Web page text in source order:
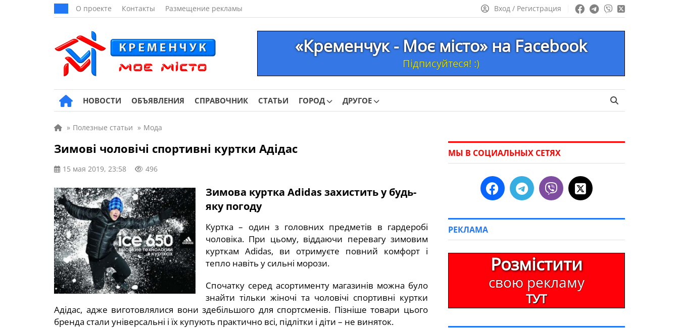
О проекте Контакты Размещение рекламы Вход / Регистрация
«Кременчук - Моє місто» на Facebook
Підписуйтеся! :)
НОВОСТИ ОБЪЯВЛЕНИЯ СПРАВОЧНИК СТАТЬИ ГОРОД ДРУГОЕ
» Полезные статьи » Мода
Зимові чоловічі спортивні куртки Адідас
15 мая 2019, 23:58 496
Зимова куртка Аdidas захистить у будь-
яку погоду
Куртка – один з головних предметів в гардеробі
чоловіка. При цьому, віддаючи перевагу зимовим
курткам Adidas, ви отримуєте повний комфорт і
тепло навіть у сильні морози.
Спочатку серед асортименту магазинів можна було
знайти тільки жіночі та чоловічі спортивні куртки
Адідас, адже виготовлялися вони здебільшого для спортсменів. Пізніше товари цього
бренда стали універсальні і їх купують практично всі, підлітки і діти – не виняток.
МЫ В СОЦИАЛЬНЫХ СЕТЯХ
РЕКЛАМА
Розмістити
свою рекламу
ТУТ